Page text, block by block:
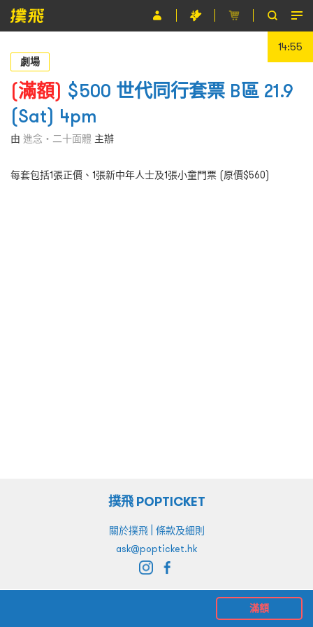
節目
主辦單位
關於撲飛
條款及細則
EN
14:55
劇場
(滿額) $500 世代同行套票 B區 21.9
(Sat) 4pm
由 進念‧二十面體 主辦
每套包括1張正價、1張新中年人士及1張小童門票 (原價$560)
滿額
撲飛 POPTICKET
關於撲飛| 條款及細則
ask@popticket.hk